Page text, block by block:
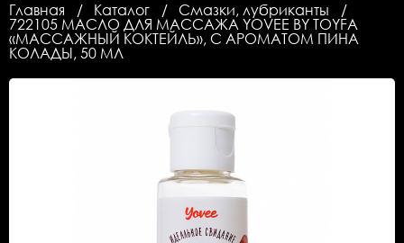
Главная Каталог
Смазки, лубриканты
722105 МАСЛО ДЛЯ МАССАЖА YOVEE BY TOYFA
«МАССАЖНЫЙ КОКТЕЙЛЬ», С АРОМАТОМ ПИНА
КОЛАДЫ, 50 МЛ